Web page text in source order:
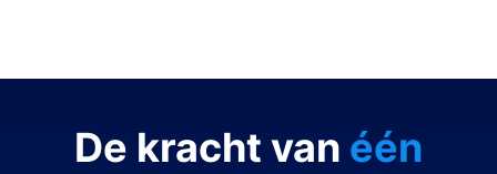
De kracht van één